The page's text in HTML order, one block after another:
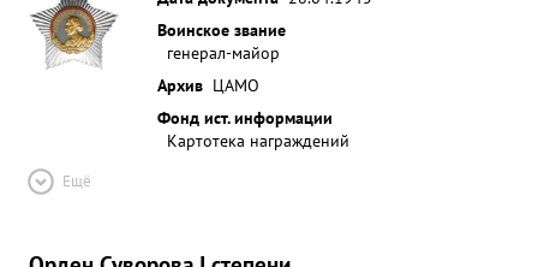
Воинское звание
генерал-майор
Архив ЦАМО
Фонд ист. информации
Картотека награждений
Ещё